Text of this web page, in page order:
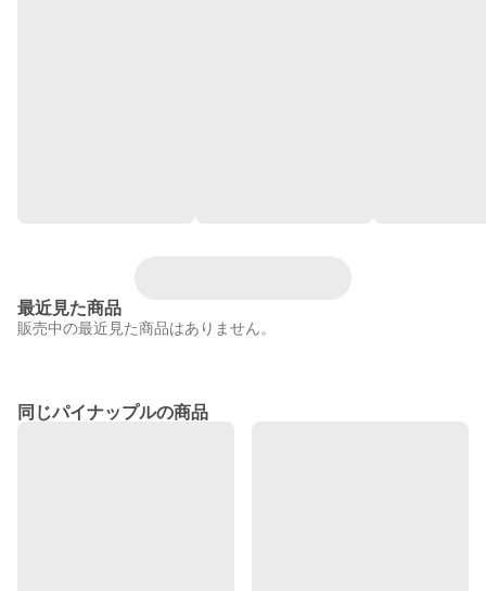
最近見た商品
販売中の最近見た商品はありません。
同じパイナップルの商品